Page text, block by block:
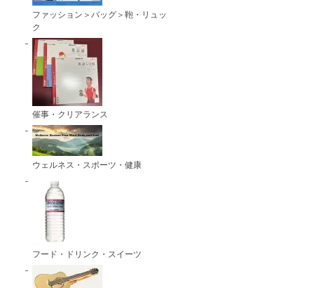
ファッション＞バッグ＞鞄・リュッ
ク
催事・クリアランス
ウェルネス・スポーツ・健康
フード・ドリンク・スイーツ